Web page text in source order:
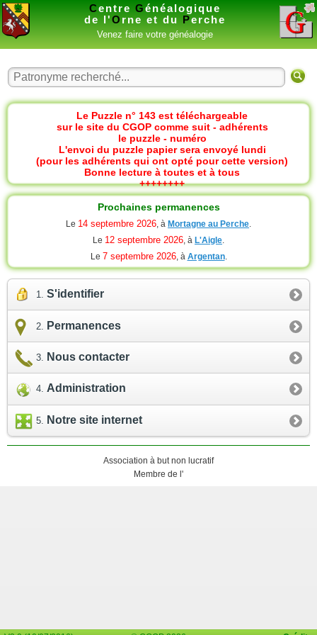
Centre Généalogique
de l'O rne et du Perche
Venez faire votre généalogie
Le Puzzle n° 143 est téléchargeable
sur le site du CGOP comme suit - adhérents
le puzzle - numéro
L'envoi du puzzle papier sera envoyé lundi
(pour les adhérents qui ont opté pour cette version)
Bonne lecture à toutes et à tous
++++++++
Prochaines permanences
Le 14 septembre 2026, à Mortagne au Perche.
Le 12 septembre 2026, à L'Aigle.
Le 7 septembre 2026, à Argentan.
S'identifier
Permanences
Nous contacter
Administration
Notre site internet
Association à but non lucratif
Membre de l'